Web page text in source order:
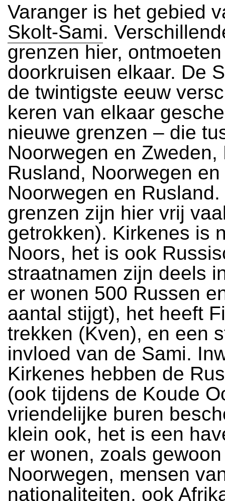
Varanger is het gebied
Skolt-Sami.
grenzen hier,
doorkruisen elkaar. De
de twintigste eeuw
keren van elkaar
nieuwe grenzen – die
Noorwegen en Zweden,
Rusland, Noorwegen
Noorwegen en Rusland.
grenzen zijn hier vrij
getrokken). Kirkenes is
Noors, het is ook
straatnamen zijn deels
er wonen 500 Russen
aantal stijgt), het heeft
trekken (Kven), en een
invloed van de Sami.
Kirkenes hebben de
(ook tijdens de Koude
vriendelijke buren
klein ook, het is een
er wonen, zoals
Noorwegen, mensen
nationaliteiten, ook